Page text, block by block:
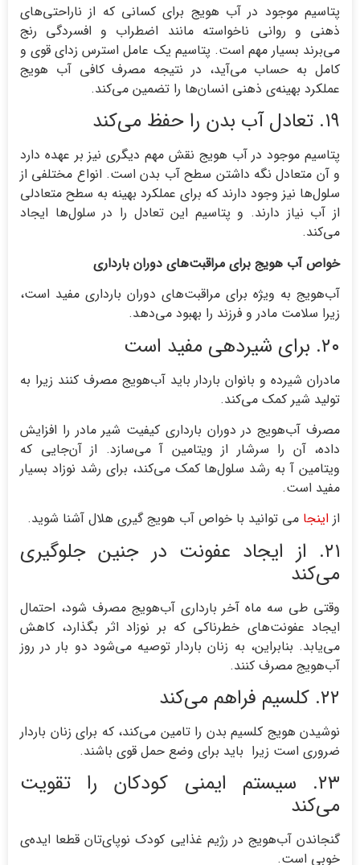
پتاسیم موجود در آب هویج برای کسانی که از ناراحتی‌های
ذهنی و روانی ناخواسته مانند اضطراب و افسردگی رنج
می‌برند بسیار مهم است. پتاسیم یک عامل استرس زدای قوی و
کامل به حساب می‌آید، در نتیجه مصرف کافی آب هویج
عملکرد بهینه‌ی ذهنی انسان‌ها را تضمین می‌کند.
۱۹. تعادل آب بدن را حفظ می‌کند
پتاسیم موجود در آب هویج نقش مهم دیگری نیز بر عهده دارد
و آن متعادل نگه داشتن سطح آب بدن است. انواع مختلفی از
سلول‌ها نیز وجود دارند که برای عملکرد بهینه به سطح متعادلی
از آب نیاز دارند. و پتاسیم این تعادل را در سلول‌ها ایجاد
می‌کند.
خواص آب هویج برای مراقبت‌های دوران بارداری
آب‌هویج به ویژه برای مراقبت‌های دوران بارداری مفید است،
زیرا سلامت مادر و فرزند را بهبود می‌دهد.
۲۰. برای شیردهی مفید است
مادران شیرده و بانوان باردار باید آب‌هویج مصرف کنند زیرا به
تولید شیر کمک می‌کند.
مصرف آب‌هویج در دوران بارداری کیفیت شیر مادر را افزایش
داده، آن را سرشار از ویتامین آ می‌سازد. از آن‌جایی که
ویتامین آ به رشد سلول‌ها کمک می‌کند، برای رشد نوزاد بسیار
مفید است.
از اینجا می توانید با خواص آب هویج گیری هلال آشنا شوید.
۲۱. از ایجاد عفونت در جنین جلوگیری
می‌کند
وقتی طی سه ماه آخر بارداری آب‌هویج مصرف شود، احتمال
ایجاد عفونت‌های خطرناکی که بر نوزاد اثر بگذارد، کاهش
می‌یابد. بنابراین، به زنان باردار توصیه می‌شود دو بار در روز
آب‌هویج مصرف کنند.
۲۲. کلسیم فراهم می‌کند
نوشیدن هویج کلسیم بدن را تامین می‌کند، که برای زنان باردار
ضروری است زیرا باید برای وضع حمل قوی باشند.
۲۳. سیستم ایمنی کودکان را تقویت
می‌کند
گنجاندن آب‌هویج در رژیم غذایی کودک نوپای‌تان قطعا ایده‌ی
خوبی است.